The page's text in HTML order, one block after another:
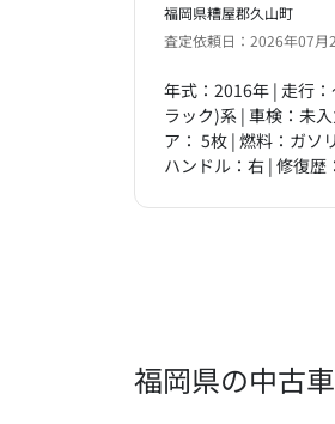
福岡県糟屋郡久山町
査定依頼日：2026年07月
年式：2016年 | 走行
ラック)系 | 車検：未
ア： 5枚 | 燃料：ガソ
ハンドル：右 | 修復歴
福岡県の中古